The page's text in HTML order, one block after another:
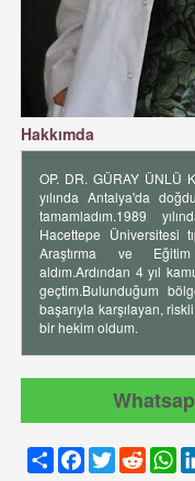
Hakkımda
OP. DR. GÜRAY ÜNLÜ
yılında Antalya'da
tamamladım.1989
Hacettepe Üniversitesi
Araştırma ve
aldım.Ardından 4 yıl
geçtim.Bulunduğum
başarıyla karşılayan,
bir hekim oldum.
ShareFacebook
TwitterReddit